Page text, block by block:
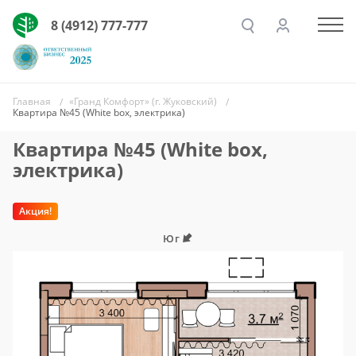
8 (4912) 777-777
Главная
«Гранд Комфорт» (г. Жуковский)
Квартира №45 (White box, электрика)
Квартира №45 (White box,
электрика)
Акция!
Юг